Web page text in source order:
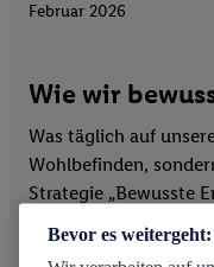
Februar 2026
Wie wir
Was täglich auf
Wohlbefinden,
Strategie „Bewusste
Kommunikation so,
Bevor es